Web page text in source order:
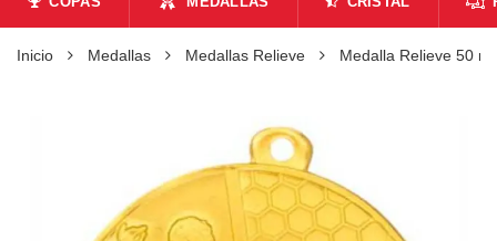
Inicio Medallas Medallas Relieve Medalla Relieve 50